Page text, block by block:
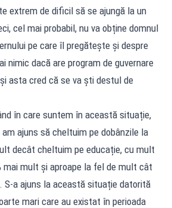
extrem de dificil să se ajungă la un
cel mai probabil, nu va obține domnul
pe care îl pregătește și despre
nimic dacă are program de guvernare
asta cred că se va ști destul de
în care suntem în această situație,
ajuns să cheltuim pe dobânzile la
decât cheltuim pe educație, cu mult
mai mult și aproape la fel de mult cât
a ajuns la această situație datorită
mari care au existat în perioada